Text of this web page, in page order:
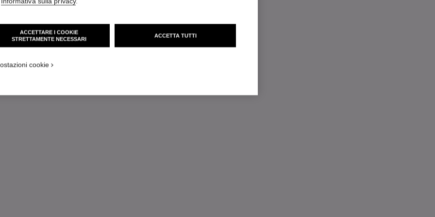
ACCETTARE I COOKIE
STRETTAMENTE NECESSARI
ACCETTA TUTTI
cookie